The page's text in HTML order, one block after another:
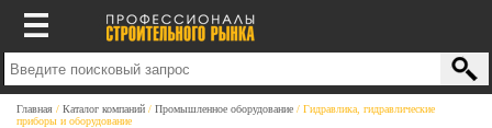
Главная Каталог компаний Промышленное оборудование
Гидравлика, гидравлические
приборы и оборудование